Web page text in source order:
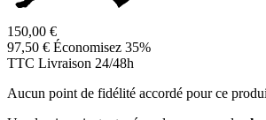
150,00 €
97,50 € Économisez 35%
TTC Livraison 24/48h
Aucun point de fidélité accordé pour ce